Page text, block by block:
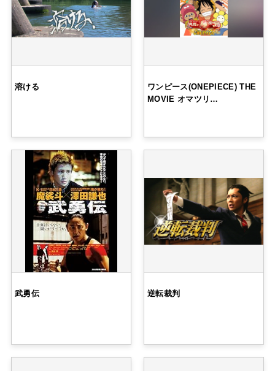
溶ける
ワンピース(ONEPIECE) THE
MOVIE オマツリ…
武勇伝 逆転裁判